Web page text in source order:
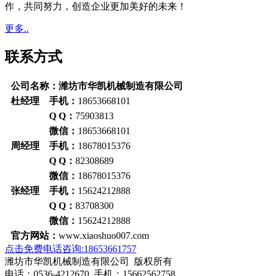
作，共同努力，创造企业更加美好的未来！
更多..
联系方式
公司名称：潍坊市华凯机械制造有限公司
杜经理 手机： 18653668101
Q Q： 75903813
微信： 18653668101
周经理 手机： 18678015376
Q Q： 82308689
微信： 18678015376
张经理 手机： 15624212888
Q Q： 83708300
微信： 15624212888
官方网站： www.xiaoshuo007.com
点击免费电话咨询:18653661757
潍坊市华凯机械制造有限公司 版权所有